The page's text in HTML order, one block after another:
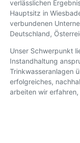
verlässlichen
Hauptsitz in
verbundenen
Deutschland,
Unser Schwerpunkt
Instandhaltung
Trinkwasseranlagen
erfolgreiches,
arbeiten wir